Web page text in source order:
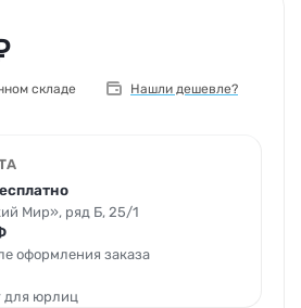
складе Нашли дешевле?
Мир», ряд Б, 25/1
оформления заказа
для юрлиц